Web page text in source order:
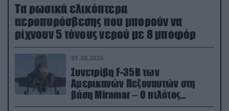
Τα ρωσικά ελικόπτερα
αεροπυρόσβεσης που μπορούν να
ρίχνουν 5 τόνους νερού με 8 μποφόρ
01.08.2026
Συνετρίβη F-35B των
Αμερικανών Πεζοναυτών στη
βάση Miramar – Ο πιλότος
εκτινάχθηκε εγκαίρως